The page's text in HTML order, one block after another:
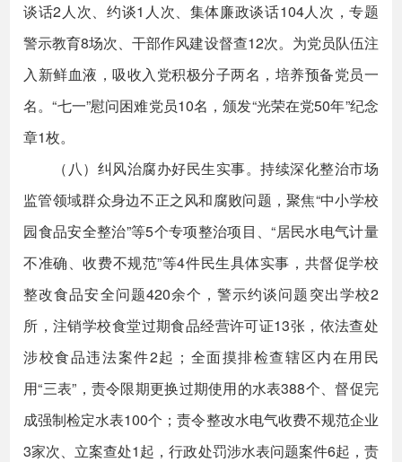
谈话2人次、约谈1人次、集体廉政谈话104人次，专题
警示教育8场次、干部作风建设督查12次。为党员队伍注
入新鲜血液，吸收入党积极分子两名，培养预备党员一
名。“七一”慰问困难党员10名，颁发“光荣在党50年”纪念
章1枚。
（八）纠风治腐办好民生实事。持续深化整治市场
监管领域群众身边不正之风和腐败问题，聚焦“中小学校
园食品安全整治”等5个专项整治项目、“居民水电气计量
不准确、收费不规范”等4件民生具体实事，共督促学校
整改食品安全问题420余个，警示约谈问题突出学校2
所，注销学校食堂过期食品经营许可证13张，依法查处
涉校食品违法案件2起；全面摸排检查辖区内在用民
用“三表”，责令限期更换过期使用的水表388个、督促完
成强制检定水表100个；责令整改水电气收费不规范企业
3家次、立案查处1起，行政处罚涉水表问题案件6起，责